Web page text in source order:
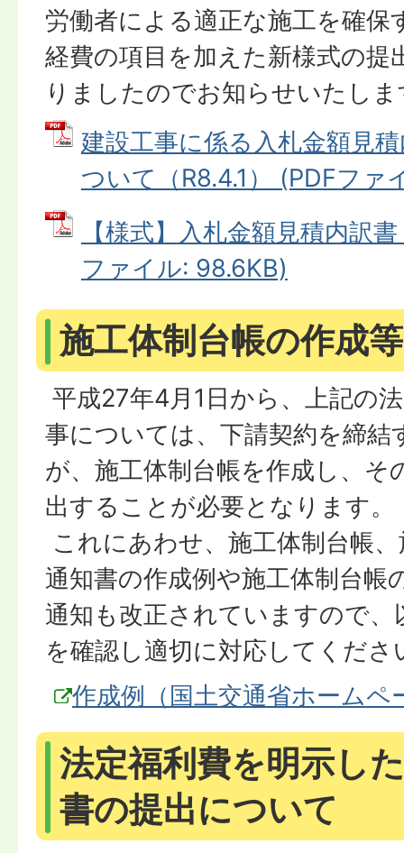
労働者による適正な施工を確保
経費の項目を加えた新様式の提
りましたのでお知らせいたしま
建設工事に係る入札金額見
ついて（R8.4.1） (PDFファ
【様式】入札金額見積内訳
ファイル: 98.6KB)
施工体制台帳の作成
平成27年4月1日から、上記の
事については、下請契約を締結
が、施工体制台帳を作成し、そ
出することが必要となります。
これにあわせ、施工体制台帳
通知書の作成例や施工体制台帳
通知も改正されていますので
を確認し適切に対応してくださ
作成例（国土交通省ホームペ
法定福利費を明示し
書の提出について